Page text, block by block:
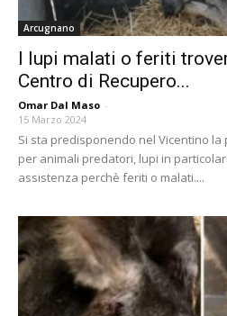
Arcugnano
I lupi malati o feriti
Centro di Recupero...
Omar Dal Maso -
15 Marzo 2024
Si sta predisponendo nel Vicentino
per animali predatori, lupi in
assistenza perchè feriti o malati....